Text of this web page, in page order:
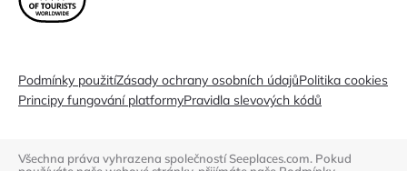
Podmínky použitíZásady ochrany osobních údajůPolitika cookies
Principy fungování platformyPravidla slevových kódů
Všechna práva vyhrazena společností Seeplaces.com. Pokud